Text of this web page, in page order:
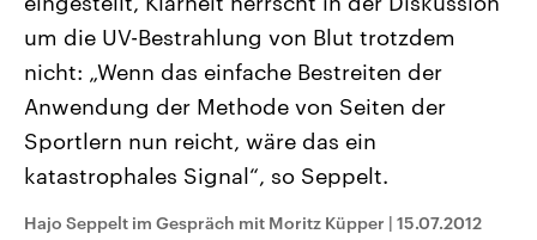
Landtagswahl Sachsen-Anhalt
Alle Informationen
Sachsen-Anhalt wählt am 6.
September 2026 einen neuen
Landtag. Seit 2021 wird das
Bundesland von einer Koalition aus
CDU, SPD und FDP regiert.-
Umfragen, Prognosen,
und Hintergründe zu den Parteien
USA
Hintergründe
Wirtschaftlich und
gehören die Vereinigten
den mächtigsten Ländern
mit großem Einfluss auf
aktuelle Weltgeschehen.
Sendungen Programm Podcasts
um die UV-Bestrahlung von Blut trotzdem
nicht: „Wenn das einfache Bestreiten der
Anwendung der Methode von Seiten der
Sportlern nun reicht, wäre das ein
katastrophales Signal“, so Seppelt.
Hajo Seppelt im Gespräch mit Moritz Küpper | 15.07.2012